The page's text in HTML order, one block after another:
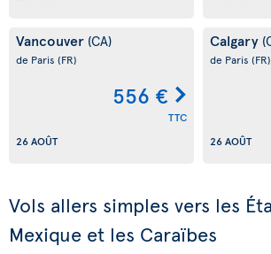
Vancouver (CA)
de Paris (FR)
556 €
TTC
26 AOÛT
Calgary
de Paris (FR)
26 AOÛT
Vols allers simples vers les
Mexique et les Caraïbes